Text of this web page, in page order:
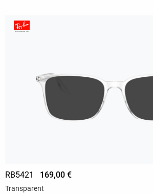
RB5421 169,00 €
Transparent